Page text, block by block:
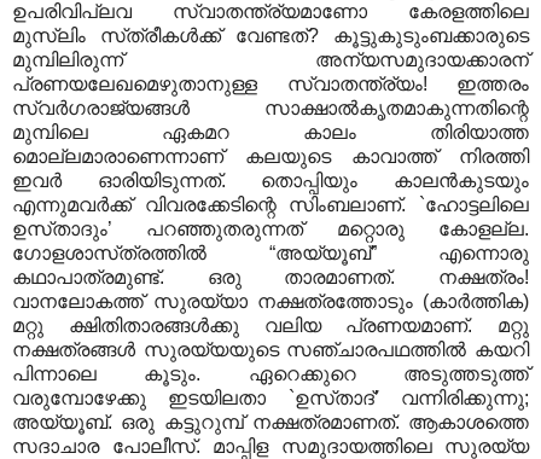
ഉപരിവിപ്ലവ സ്വാതന്ത്ര്യമാണോ കേരളത്തിലെ
മുസ്‌ലിം സ്‌ത്രീകള്‍ക്ക്‌ വേണ്ടത്‌? കൂട്ടുകുടുംബക്കാരുടെ
മുമ്പിലിരുന്ന്‌ അന്യസമുദായക്കാരന്‌
പ്രണയലേഖമെഴുതാനുള്ള സ്വാതന്ത്ര്യം! ഇത്തരം
സ്വര്‍ഗരാജ്യങ്ങള്‍ സാക്ഷാല്‍കൃതമാകുന്നതിന്റെ
മുമ്പിലെ ഏകമറ കാലം തിരിയാത്ത
മൊല്ലമാരാണെന്നാണ്‌ കലയുടെ കാവാത്ത്‌ നിരത്തി
ഇവര്‍ ഓരിയിടുന്നത്‌. തൊപ്പിയും കാലന്‍കുടയും
എന്നുമവര്‍ക്ക്‌ വിവരക്കേടിന്റെ സിംബലാണ്‌. `ഹോട്ടലിലെ
ഉസ്‌താദും’ പറഞ്ഞുതരുന്നത്‌ മറ്റൊരു കോളല്ല.
ഗോളശാസ്‌ത്രത്തില്‍ “അയ്യൂബ്‌” എന്നൊരു
കഥാപാത്രമുണ്ട്‌. ഒരു താരമാണത്‌. നക്ഷത്രം!
വാനലോകത്ത്‌ സുരയ്യാ നക്ഷത്രത്തോടും (കാര്‍ത്തിക)
മറ്റു ക്ഷിതിതാരങ്ങള്‍ക്കു വലിയ പ്രണയമാണ്‌. മറ്റു
നക്ഷത്രങ്ങള്‍ സുരയ്യയുടെ സഞ്ചാരപഥത്തില്‍ കയറി
പിന്നാലെ കൂടും. ഏറെക്കുറെ അടുത്തടുത്ത്‌
വരുമ്പോഴേക്കു ഇടയിലതാ `ഉസ്‌താദ്‌’ വന്നിരിക്കുന്നു;
അയ്യൂബ്‌. ഒരു കട്ടുറുമ്പ്‌ നക്ഷത്രമാണത്‌. ആകാശത്തെ
സദാചാര പോലീസ്‌. മാപ്പിള സമുദായത്തിലെ സുരയ്യ